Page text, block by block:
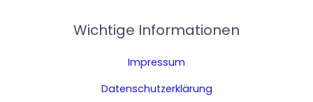
Wichtige Informationen
Impressum
Datenschutzerklärung